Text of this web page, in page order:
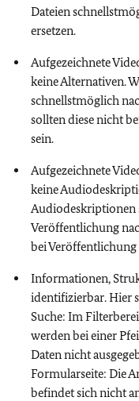
Dateien
ersetzen.
Aufgezeichnete
keine Alternativen.
schnellstmöglich
sollten diese nicht
sein.
Aufgezeichnete
keine
Audiodeskriptionen
Veröffentlichung
bei
Informationen,
identifizierbar. Hier
Suche: Im
werden bei einer
Daten nicht
Formularseite: Die
befindet sich nicht